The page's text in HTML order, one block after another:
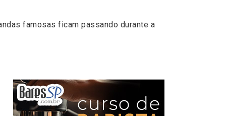
famosas ficam passando durante a